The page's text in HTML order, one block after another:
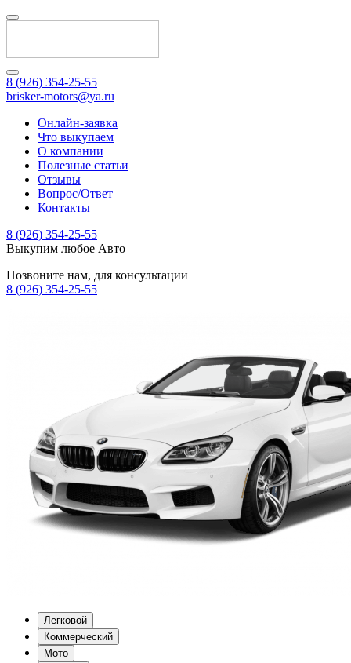
8 (926) 354-25-55
brisker-motors@ya.ru
Онлайн-заявка
Что выкупаем
О компании
Полезные статьи
Отзывы
Вопрос/Ответ
Контакты
8 (926) 354-25-55
Выкупим любое Авто
Позвоните нам, для консультации
8 (926) 354-25-55
Легковой
Коммерческий
Мото